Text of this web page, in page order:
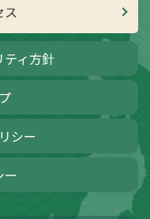
ス
ティ方針
シー
ー